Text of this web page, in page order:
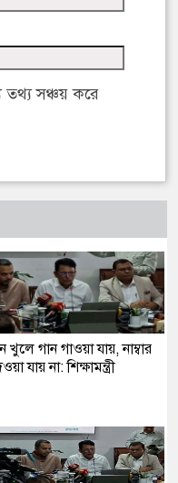
সঞ্চয় করে
খুলে গান গাওয়া যায়, নাম্বার
যায় না: শিক্ষামন্ত্রী